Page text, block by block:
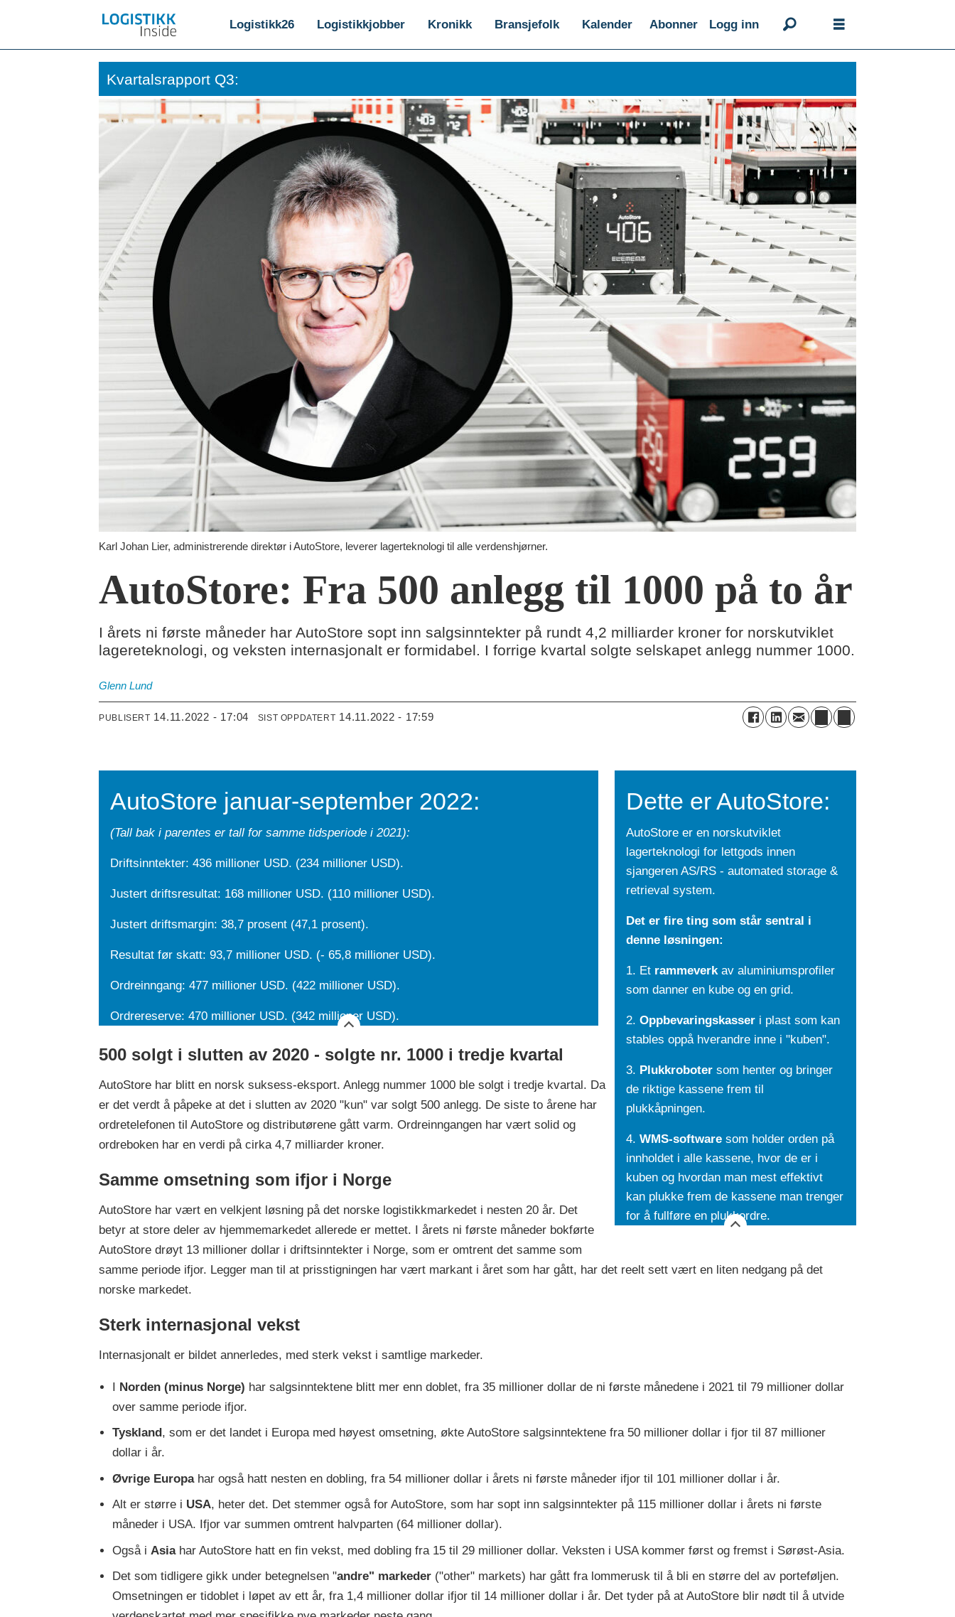
Logistikk26 Logistikkjobber Kronikk Bransjefolk Kalender Abonner Logg inn
Kvartalsrapport Q3:
Karl Johan Lier, administrerende direktør i AutoStore, leverer lagerteknologi til alle verdenshjørner.
AutoStore: Fra 500 anlegg til 1000 på to år
I årets ni første måneder har AutoStore sopt inn salgsinntekter på rundt 4,2 milliarder kroner for norskutviklet
lagereteknologi, og veksten internasjonalt er formidabel. I forrige kvartal solgte selskapet anlegg nummer 1000.
Glenn Lund
PUBLISERT 14.11.2022 - 17:04 SIST OPPDATERT 14.11.2022 - 17:59
AutoStore januar-september 2022:
(Tall bak i parentes er tall for samme tidsperiode i 2021):
Driftsinntekter: 436 millioner USD. (234 millioner USD).
Justert driftsresultat: 168 millioner USD. (110 millioner USD).
Justert driftsmargin: 38,7 prosent (47,1 prosent).
Resultat før skatt: 93,7 millioner USD. (- 65,8 millioner USD).
Ordreinngang: 477 millioner USD. (422 millioner USD).
Ordrereserve: 470 millioner USD. (342 millioner USD).
Dette er AutoStore:
AutoStore er en norskutviklet
lagerteknologi for lettgods innen
sjangeren AS/RS - automated storage &
retrieval system.
Det er fire ting som står sentral i
denne løsningen:
1. Et rammeverkav aluminiumsprofiler
som danner en kube og en grid.
2. Oppbevaringskasseri plast som kan
stables oppå hverandre inne i "kuben".
3. Plukkrobotersom henter og bringer
de riktige kassene frem til
plukkåpningen.
4. WMS-softwaresom holder orden på
innholdet i alle kassene, hvor de er i
kuben og hvordan man mest effektivt
kan plukke frem de kassene man trenger
for å fullføre en plukkordre.
500 solgt i slutten av 2020 - solgte nr. 1000 i tredje kvartal
AutoStore har blitt en norsk suksess-eksport. Anlegg nummer 1000 ble solgt i tredje kvartal. Da
er det verdt å påpeke at det i slutten av 2020 "kun" var solgt 500 anlegg. De siste to årene har
ordretelefonen til AutoStore og distributørene gått varm. Ordreinngangen har vært solid og
ordreboken har en verdi på cirka 4,7 milliarder kroner.
Samme omsetning som ifjor i Norge
AutoStore har vært en velkjent løsning på det norske logistikkmarkedet i nesten 20 år. Det
betyr at store deler av hjemmemarkedet allerede er mettet. I årets ni første måneder bokførte
AutoStore drøyt 13 millioner dollar i driftsinntekter i Norge, som er omtrent det samme som
samme periode ifjor. Legger man til at prisstigningen har vært markant i året som har gått, har det reelt sett vært en liten nedgang på det
norske markedet.
Sterk internasjonal vekst
Internasjonalt er bildet annerledes, med sterk vekst i samtlige markeder.
I Norden (minus Norge) har salgsinntektene blitt mer enn doblet, fra 35 millioner dollar de ni første månedene i 2021 til 79 millioner dollar
over samme periode ifjor.
Tyskland , som er det landet i Europa med høyest omsetning, økte AutoStore salgsinntektene fra 50 millioner dollar i fjor til 87 millioner
dollar i år.
Øvrige Europahar også hatt nesten en dobling, fra 54 millioner dollar i årets ni første måneder ifjor til 101 millioner dollar i år.
Alt er større i USA, heter det. Det stemmer også for AutoStore, som har sopt inn salgsinntekter på 115 millioner dollar i årets ni første
måneder i USA. Ifjor var summen omtrent halvparten (64 millioner dollar).
Også i Asia har AutoStore hatt en fin vekst, med dobling fra 15 til 29 millioner dollar. Veksten i USA kommer først og fremst i Sørøst-Asia.
Det som tidligere gikk under betegnelsen "andre" markeder ("other" markets) har gått fra lommerusk til å bli en større del av porteføljen.
Omsetningen er tidoblet i løpet av ett år, fra 1,4 millioner dollar ifjor til 14 millioner dollar i år. Det tyder på at AutoStore blir nødt til å utvide